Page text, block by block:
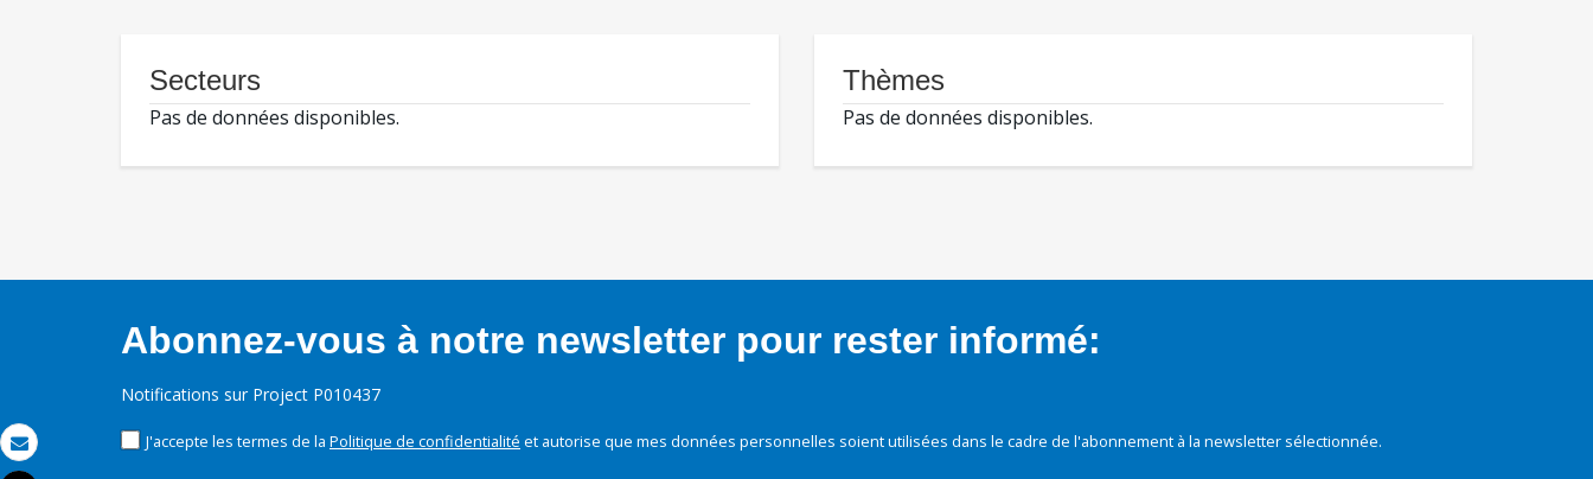
Email
Secteurs
Pas de données disponibles.
Thèmes
Pas de données disponibles.
Abonnez-vous à notre newsletter pour rester informé:
Notifications sur Project P010437
J'accepte les termes de la Politique de confidentialité et autorise que mes données personnelles soient utilisées dans le cadre de l'abonnement à la newsletter sélectionnée.